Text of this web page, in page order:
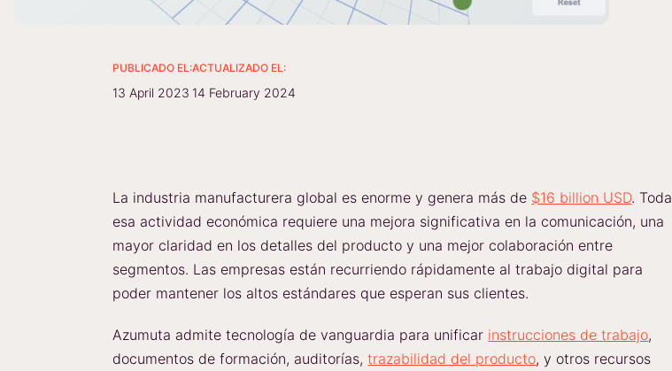
PUBLICADO EL:
13 April 2023
ACTUALIZADO EL:
14 February 2024
La industria manufacturera global es enorme y genera más de $16 billion USD. Toda
esa actividad económica requiere una mejora significativa en la comunicación, una
mayor claridad en los detalles del producto y una mejor colaboración entre
segmentos. Las empresas están recurriendo rápidamente al trabajo digital para
poder mantener los altos estándares que esperan sus clientes.
Azumuta admite tecnología de vanguardia para unificar instrucciones de trabajo,
documentos de formación, auditorías,trazabilidad del producto, y otros recursos